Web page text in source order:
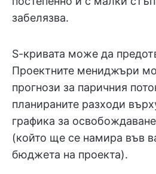
забелязва.
S-кривата може да
Проектните мениджъри
прогнози за паричния
планираните разходи
графика за
(който ще се намира във
бюджета на проекта).